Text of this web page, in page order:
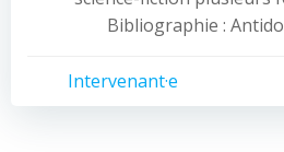
Bibliographie :
Intervenant·e